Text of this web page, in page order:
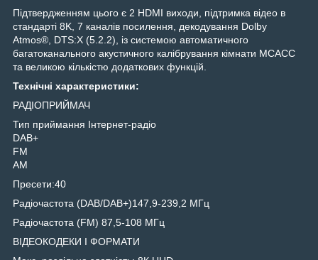
Підтвердженням цього є 2 HDMI виходи, підтримка відео в
стандарті 8K, 7 каналів посилення, декодування Dolby
Atmos®, DTS:X (5.2.2), із системою автоматичного
багатоканального акустичного калібрування кімнати MCACC
та великою кількістю додаткових функцій.
Технічні характеристики:
РАДІОПРИЙМАЧ
Тип приймання Інтернет-радіо
DAB+
FM
AM
Пресети:40
Радіочастота (DAB/DAB+)147,9-239,2 МГц
Радіочастота (FM) 87,5-108 МГц
ВІДЕОКОДЕКИ І ФОРМАТИ